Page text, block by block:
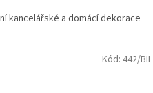
kancelářské a domácí dekorace
Kód: 442/BIL